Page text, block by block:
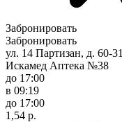
Забронировать
Забронировать
ул. 14 Партизан, д. 60-31
Искамед Аптека №38
до 17:00
в 09:19
до 17:00
1,54 р.